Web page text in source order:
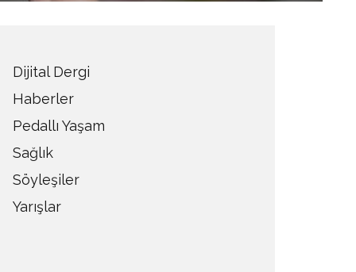
Dijital Dergi
Haberler
Pedallı Yaşam
Sağlık
Söyleşiler
Yarışlar